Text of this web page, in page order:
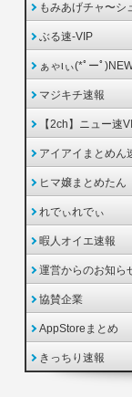
もみあげチャ〜シ
ぶる速-VIP
ぁゃιぃ(*ﾟーﾟ
マジキチ速報
【2ch】ニュー速
アイアイまとめん
ヒマ嬢まとめたん
れでぃれでぃ
暇人オイエ速報
運営からのお知ら
協賛企業
AppStoreまとめ
きっちり速報